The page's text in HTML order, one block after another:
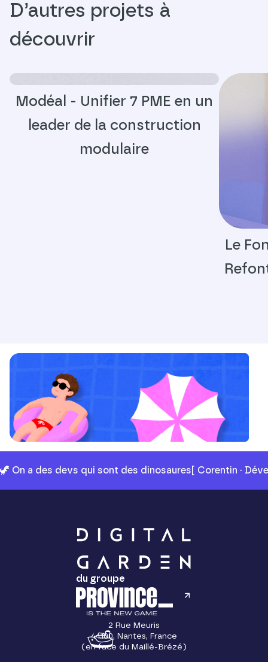
D’autres projets à
découvrir
Modéal - Unifier 7 PME en un
leader de la construction
modulaire
Le
🦖 On a des devs qui sont des dinosaures [ Corentin ·
du groupe
2 Rue Meuris
44100, Nantes, France
(en face du Maillé-Brézé)